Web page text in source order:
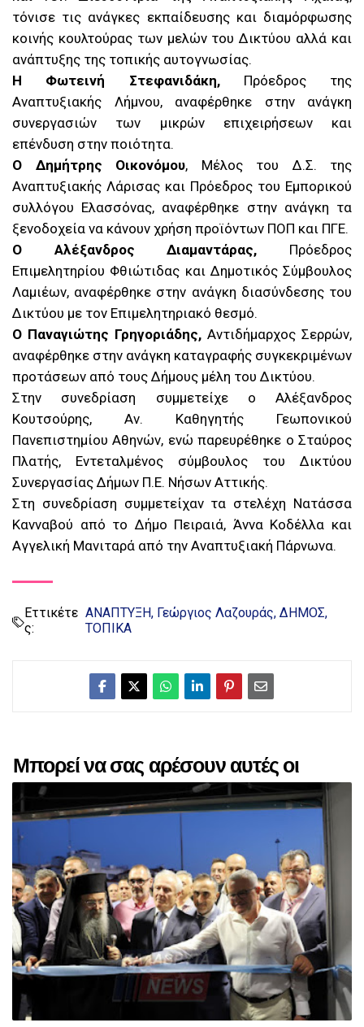
τόνισε τις ανάγκες εκπαίδευσης και διαμόρφωσης
κοινής κουλτούρας των μελών του Δικτύου αλλά και
ανάπτυξης της τοπικής αυτογνωσίας.
Η Φωτεινή Στεφανιδάκη,Πρόεδρος της
Αναπτυξιακής Λήμνου, αναφέρθηκε στην ανάγκη
συνεργασιών των μικρών επιχειρήσεων και
επένδυση στην ποιότητα.
Ο Δημήτρης Οικονόμου, Μέλος του Δ.Σ. της
Αναπτυξιακής Λάρισας και Πρόεδρος του Εμπορικού
συλλόγου Ελασσόνας, αναφέρθηκε στην ανάγκη τα
ξενοδοχεία να κάνουν χρήση προϊόντων ΠΟΠ και ΠΓΕ.
Ο Αλέξανδρος Διαμαντάρας, Πρόεδρος
Επιμελητηρίου Φθιώτιδας και Δημοτικός Σύμβουλος
Λαμιέων, αναφέρθηκε στην ανάγκη διασύνδεσης του
Δικτύου με τον Επιμελητηριακό θεσμό.
Ο Παναγιώτης Γρηγοριάδης, Αντιδήμαρχος Σερρών,
αναφέρθηκε στην ανάγκη καταγραφής συγκεκριμένων
προτάσεων από τους Δήμους μέλη του Δικτύου.
Στην συνεδρίαση συμμετείχε ο Αλέξανδρος
Κουτσούρης, Αν. Καθηγητής Γεωπονικού
Πανεπιστημίου Αθηνών, ενώ παρευρέθηκε ο Σταύρος
Πλατής, Εντεταλμένος σύμβουλος του Δικτύου
Συνεργασίας Δήμων Π.Ε. Νήσων Αττικής.
Στη συνεδρίαση συμμετείχαν τα στελέχη Νατάσσα
Κανναβού από το Δήμο Πειραιά, Άννα Κοδέλλα και
Αγγελική Μανιταρά από την Αναπτυξιακή Πάρνωνα.
Εττικέτε
ς:
ΑΝΑΠΤΥΞΗ Γεώργιος Λαζουράς ΔΗΜΟΣ
ΤΟΠΙΚΑ
Μπορεί να σας αρέσουν αυτές οι
αναρτήσεις